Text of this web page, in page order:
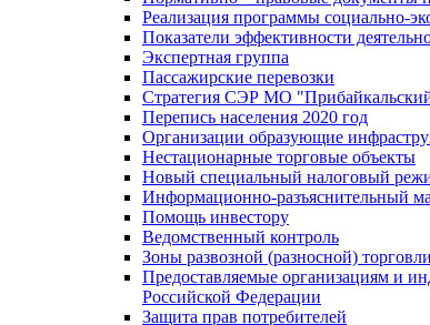
Реализация программы социально-
Показатели эффективности
Экспертная группа
Пассажирские перевозки
Стратегия СЭР МО
Перепись населения 2020 год
Организации образующие
Нестационарные торговые объекты
Новый специальный налоговый
Информационно-разъяснительный
Помощь инвестору
Ведомственный контроль
Зоны развозной (разносной) торговли
Предоставляемые организациям и
Российской Федерации
Защита прав потребителей